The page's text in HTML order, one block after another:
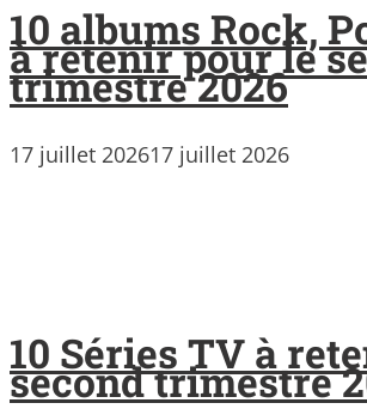
10 albums Rock,
à retenir pour le
trimestre 2026
17 juillet 202617 juillet 2026
10 Séries TV à
second trimestre